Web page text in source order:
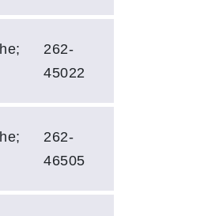
262-
45022
262-
46505